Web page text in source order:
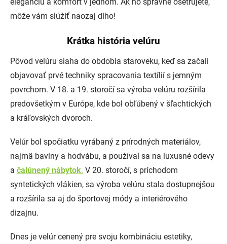
môže vám slúžiť naozaj dlho!
Krátka história velúru
Pôvod velúru siaha do obdobia staroveku, keď sa začali
objavovať prvé techniky spracovania textílií s jemným
povrchom. V 18. a 19. storočí sa výroba velúru rozšírila
predovšetkým v Európe, kde bol obľúbený v šľachtických
a kráľovských dvoroch.
Velúr bol spočiatku vyrábaný z prírodných materiálov,
najmä bavlny a hodvábu, a používal sa na luxusné odevy
a čalúnený nábytok. V 20. storočí, s príchodom
syntetických vlákien, sa výroba velúru stala dostupnejšou
a rozšírila sa aj do športovej módy a interiérového
dizajnu.
Dnes je velúr cenený pre svoju kombináciu estetiky,